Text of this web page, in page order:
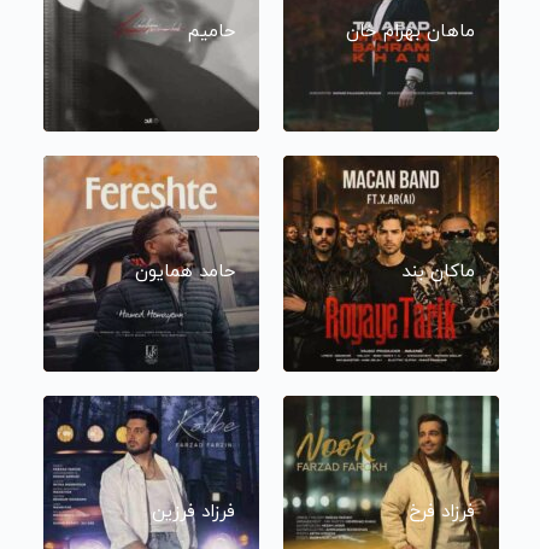
ماهان بهرام خان حامیم
ماکان بند حامد همایون
فرزاد فرخ فرزاد فرزین